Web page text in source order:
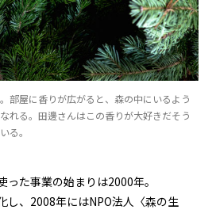
部屋に香りが広がると、森の中にいるよう
れる。田邊さんはこの香りが大好きだそう
る。
った事業の始まりは2000年。
し、2008年にはNPO法人〈森の生